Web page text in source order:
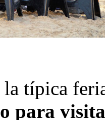
típica
para